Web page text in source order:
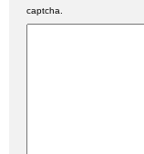
captcha.